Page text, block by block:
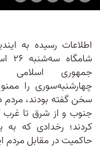
اطلاعات رسیده به
جمهوری اسلامی
چهارشنبه‌سوری را
سخن گفته بودند، مردم
جنوب و از شرق تا غرب
کردند؛ رخدادی که
حاکمیت در مقابل مردم